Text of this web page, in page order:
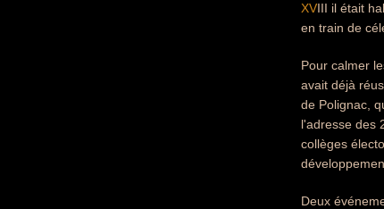
XVIII il était
en train de
Pour calmer
avait déjà
de Polignac,
l'adresse des
collèges
Deux